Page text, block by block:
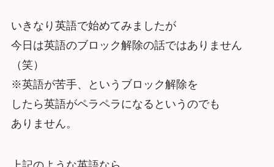
いきなり英語で始めてみましたが
今日は英語のブロック解除の話ではありません
（笑）
※英語が苦手、というブロック解除を
したら英語がペラペラになるというのでも
ありません。